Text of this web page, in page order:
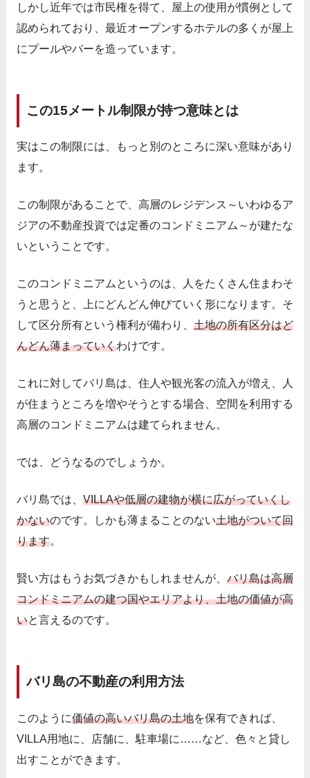
しかし近年では市民権を得て、屋上の使用が慣例として
認められており、最近オープンするホテルの多くが屋上
にプールやバーを造っています。
この15メートル制限が持つ意味とは
実はこの制限には、もっと別のところに深い意味があり
ます。
この制限があることで、高層のレジデンス～いわゆるア
ジアの不動産投資では定番のコンドミニアム～が建たな
いということです。
このコンドミニアムというのは、人をたくさん住まわそ
うと思うと、上にどんどん伸びていく形になります。 そ
して区分所有という権利が備わり、 土地の所有区分はど
んどん薄まっていくわけです。
これに対してバリ島は、住人や観光客の流入が増え、人
が住まうところを増やそうとする場合、空間を利用する
高層のコンドミニアムは建てられません。
では、どうなるのでしょうか。
バリ島では、 VILLAや低層の建物が横に広がっていくし
かないのです。 しかも薄まることのない土地がついて回
ります。
賢い方はもうお気づきかもしれませんが、 バリ島は高層
コンドミニアムの建つ国やエリアより、土地の価値が高
いと言えるのです。
バリ島の不動産の利用方法
このように価値の高いバリ島の土地を保有できれば、
VILLA用地に、店舗に、駐車場に……など、色々と貸し
出すことができます。